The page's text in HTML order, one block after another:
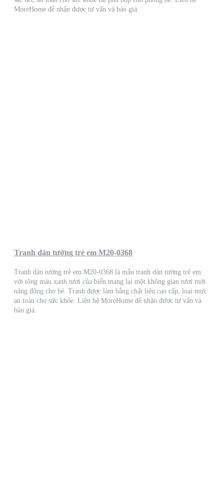
MoreHome để nhận được tư vấn và báo giá.
Tranh dán tường trẻ em M20-0368
Tranh dán tường trẻ em M20-0368 là mẫu tranh dán tường trẻ em
với tông màu xanh tươi của biển mang lại một không gian tươi mới
năng động cho bé. Tranh được làm bằng chất liệu cao cấp, loại mực
an toàn cho sức khỏe. Liên hệ MoreHome để nhận được tư vấn và
báo giá.